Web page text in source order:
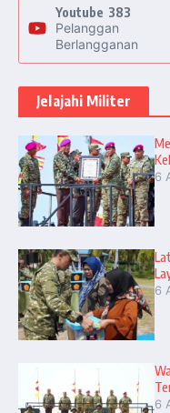
Youtube 383
Pelanggan
Berlangganan
Jelajahi Militer
6
6
6